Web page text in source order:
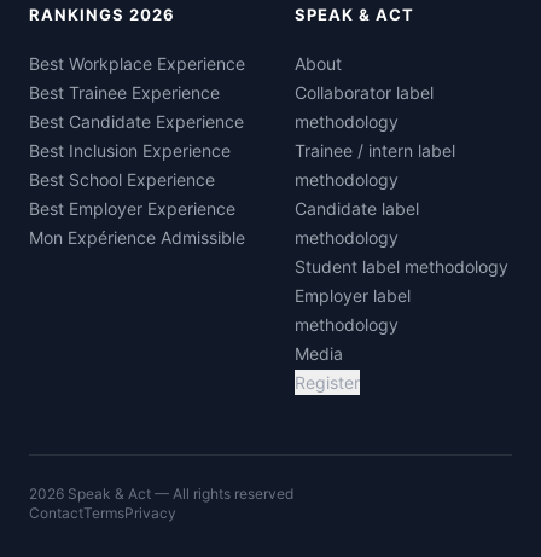
RANKINGS 2026
Best Workplace Experience
Best Trainee Experience
Best Candidate Experience
Best Inclusion Experience
Best School Experience
Best Employer Experience
Mon Expérience Admissible
SPEAK & ACT
About
Collaborator label
methodology
Trainee / intern label
methodology
Candidate label
methodology
Student label methodology
Employer label
methodology
Media
Register
2026 Speak & Act — All rights reserved
ContactTermsPrivacy